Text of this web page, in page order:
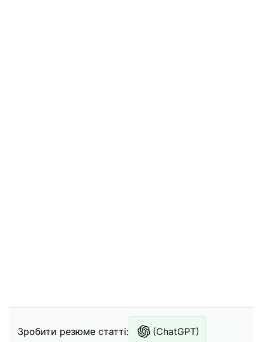
Зробити резюме статті: (ChatGPT)